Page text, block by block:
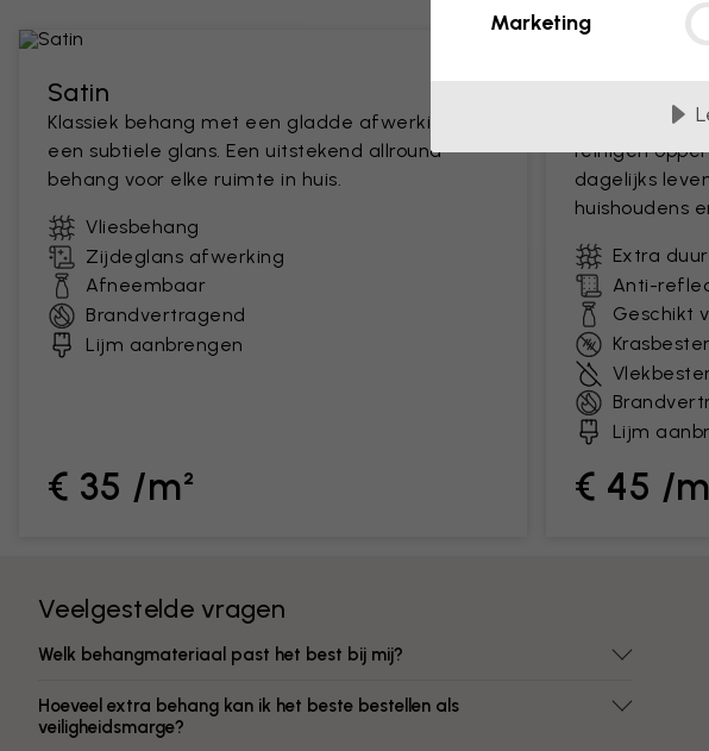
Satin
Klassiek behang met een gladde afwerking en
een subtiele glans. Een uitstekend allround
behang voor elke ruimte in huis.
Vliesbehang
Zijdeglans afwerking
Afneembaar
Brandvertragend
Lijm aanbrengen
€ 35 /m²
Premium
reinigen
dagelijks
huishoudens
Extra
Anti-
Geschikt
Lijm
€ 45 /
Veelgestelde vragen
Welk behangmateriaal past het best bij mij?
Hoeveel extra behang kan ik het beste bestellen als
veiligheidsmarge?
Marketing